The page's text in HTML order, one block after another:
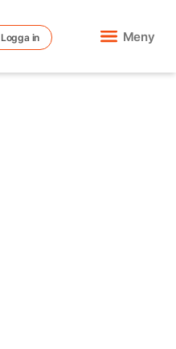
Logga in Meny